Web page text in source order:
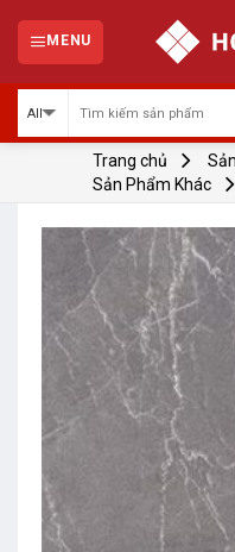
content
MENU
Trang chủ
Sản Phẩm Khác